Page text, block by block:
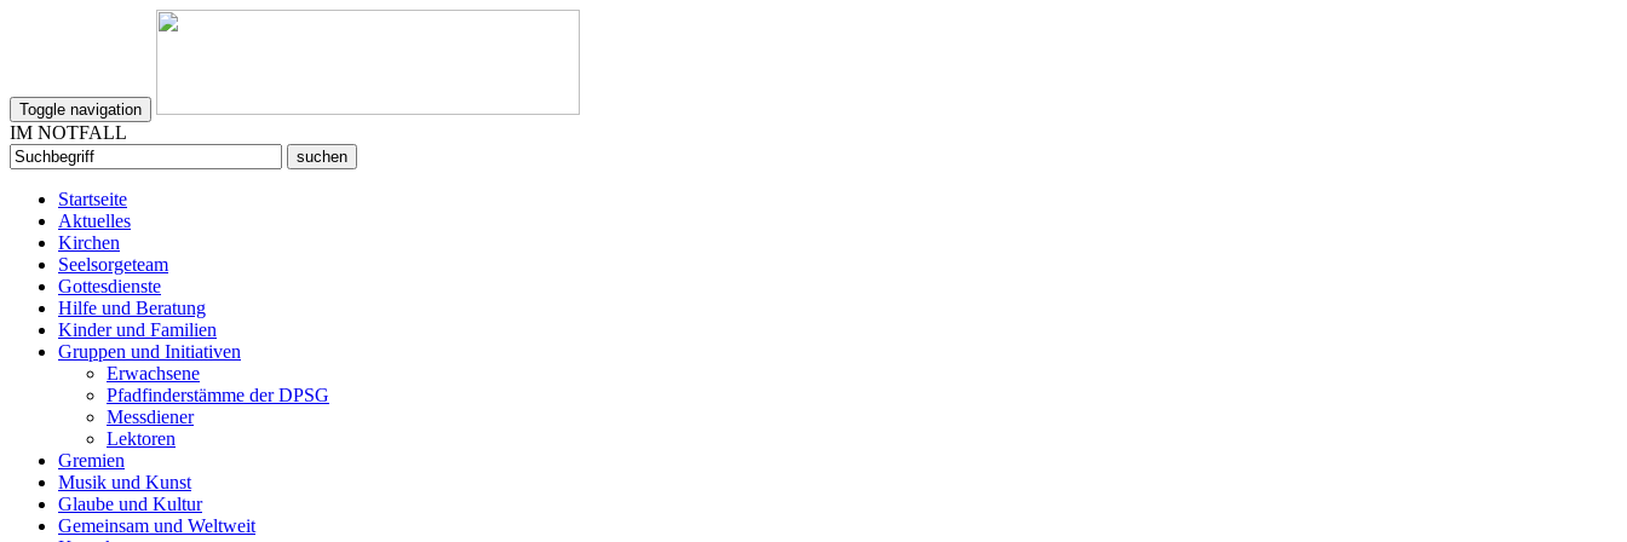
Toggle navigation
IM NOTFALL
Startseite
Aktuelles
Kirchen
Seelsorgeteam
Gottesdienste
Hilfe und Beratung
Kinder und Familien
Gruppen und Initiativen
Erwachsene
Pfadfinderstämme der DPSG
Messdiener
Lektoren
Gremien
Musik und Kunst
Glaube und Kultur
Gemeinsam und Weltweit